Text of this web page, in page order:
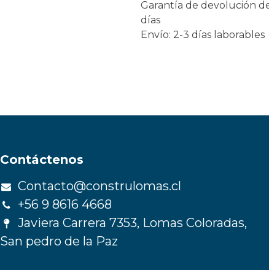
Garantía de devolución
días
Envío: 2-3 días laborables
Contáctenos
Contacto@construlomas.cl
+56 9 8616 4668
Javiera Carrera 7353, Lomas Coloradas,
San pedro de la Paz